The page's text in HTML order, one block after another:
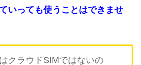
いっても使うことはできませ
クラウドSIMではないの